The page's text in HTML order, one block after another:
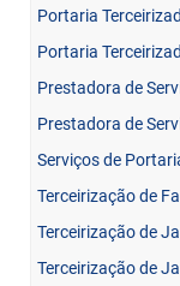
Portaria
Portaria
Prestadora de
Prestadora de
Serviços de
Terceirização de
Terceirização de
Terceirização de